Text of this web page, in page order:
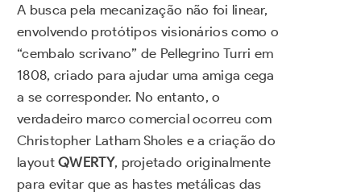
A busca pela mecanização não foi linear,
envolvendo protótipos visionários como o
“cembalo scrivano” de Pellegrino Turri em
1808, criado para ajudar uma amiga cega
a se corresponder. No entanto, o
verdadeiro marco comercial ocorreu com
Christopher Latham Sholes e a criação do
layoutQWERTY, projetado originalmente
para evitar que as hastes metálicas das